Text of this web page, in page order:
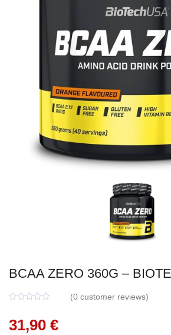
BCAA ZERO 360G –
u
t
(0 customer reviews)
31,90 €